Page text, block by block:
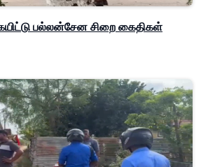
பல்லன்சேன சிறை கைதிகள்